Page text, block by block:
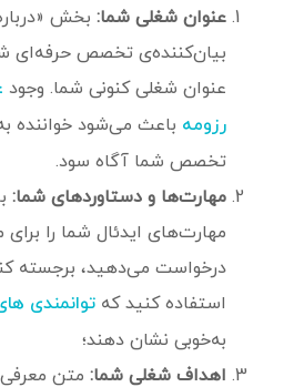
عنوان شغلی شما: بخش
بیان‌کننده‌ی تخصص حرفه‌ای
عنوان شغلی کنونی شما. وجود
رزومه باعث می‌شود خواننده
تخصص شما آگاه سود.
مهارت‌ها و دستاوردهای شما:
مهارت‌های ایدئال شما را
درخواست می‌دهید، برجسته
استفاده کنید که توانمندی
به‌خوبی نشان دهند؛
اهداف شغلی شما: متن معرفی